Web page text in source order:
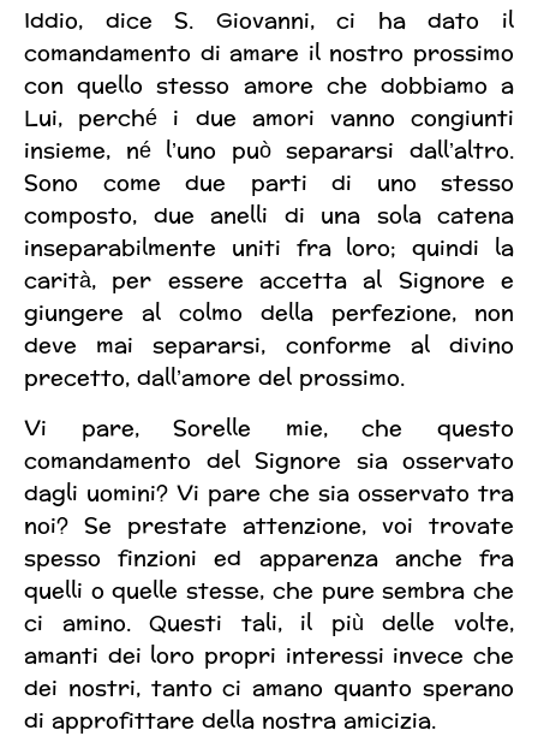
Iddio, dice S. Giovanni, ci ha dato il
comandamento di amare il nostro prossimo
con quello stesso amore che dobbiamo a
Lui, perché i due amori vanno congiunti
insieme, né l’uno può separarsi dall’altro.
Sono come due parti di uno stesso
composto, due anelli di una sola catena
inseparabilmente uniti fra loro; quindi la
carità, per essere accetta al Signore e
giungere al colmo della perfezione, non
deve mai separarsi, conforme al divino
precetto, dall’amore del prossimo.
Vi pare, Sorelle mie, che questo
comandamento del Signore sia osservato
dagli uomini? Vi pare che sia osservato tra
noi? Se prestate attenzione, voi trovate
spesso finzioni ed apparenza anche fra
quelli o quelle stesse, che pure sembra che
ci amino. Questi tali, il più delle volte,
amanti dei loro propri interessi invece che
dei nostri, tanto ci amano quanto sperano
di approfittare della nostra amicizia.